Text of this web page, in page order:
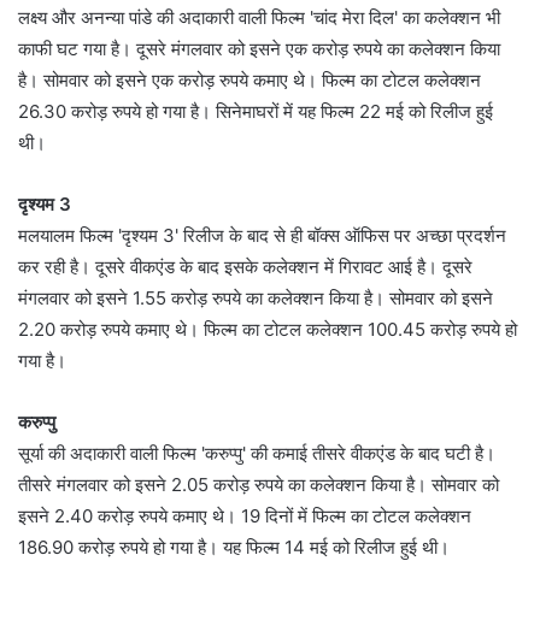
लक्ष्य और अनन्या पांडे की अदाकारी वाली फिल्म 'चांद मेरा दिल' का कलेक्शन भी
काफी घट गया है। दूसरे मंगलवार को इसने एक करोड़ रुपये का कलेक्शन किया
है। सोमवार को इसने एक करोड़ रुपये कमाए थे। फिल्म का टोटल कलेक्शन
26.30 करोड़ रुपये हो गया है। सिनेमाघरों में यह फिल्म 22 मई को रिलीज हुई
थी।
दृश्यम 3
मलयालम फिल्म 'दृश्यम 3' रिलीज के बाद से ही बॉक्स ऑफिस पर अच्छा प्रदर्शन
कर रही है। दूसरे वीकएंड के बाद इसके कलेक्शन में गिरावट आई है। दूसरे
मंगलवार को इसने 1.55 करोड़ रुपये का कलेक्शन किया है। सोमवार को इसने
2.20 करोड़ रुपये कमाए थे। फिल्म का टोटल कलेक्शन 100.45 करोड़ रुपये हो
गया है।
करुप्पु
सूर्या की अदाकारी वाली फिल्म 'करुप्पु' की कमाई तीसरे वीकएंड के बाद घटी है।
तीसरे मंगलवार को इसने 2.05 करोड़ रुपये का कलेक्शन किया है। सोमवार को
इसने 2.40 करोड़ रुपये कमाए थे। 19 दिनों में फिल्म का टोटल कलेक्शन
186.90 करोड़ रुपये हो गया है। यह फिल्म 14 मई को रिलीज हुई थी।